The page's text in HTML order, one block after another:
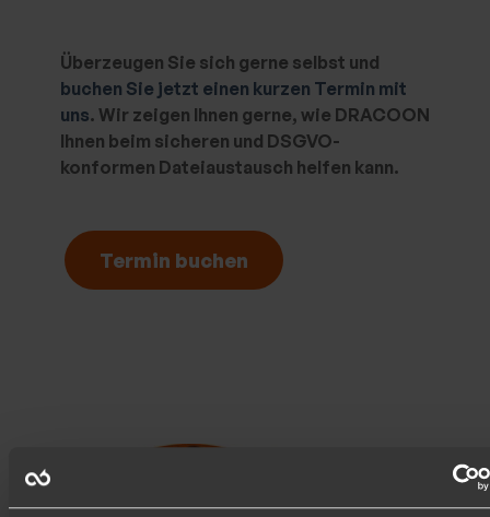
Überzeugen Sie sich gerne selbst und
buchen Sie jetzt einen kurzen Termin mit
uns. Wir zeigen Ihnen gerne, wie DRACOON
Ihnen beim sicheren und DSGVO-
konformen Dateiaustausch helfen kann.
Termin buchen